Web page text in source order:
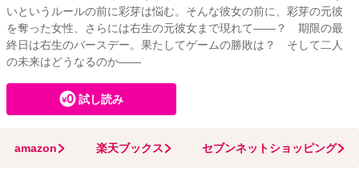
いというルールの前に彩芽は悩む。そんな彼女の前に、彩芽の元彼
を奪った女性、さらには右生の元彼女まで現れて――？ 期限の最
終日は右生のバースデー。果たしてゲームの勝敗は？ そして二人
の未来はどうなるのか――
試し読み
amazon 楽天ブックス セブンネットショッピング